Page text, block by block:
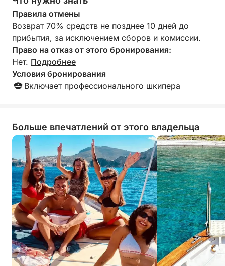
Правила отмены
Возврат 70% средств не позднее 10 дней до
прибытия, за исключением сборов и комиссии.
Право на отказ от этого бронирования:
Нет. Подробнее
Условия бронирования
Включает профессионального шкипера
Больше впечатлений от этого владельца